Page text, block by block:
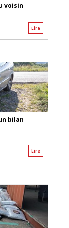
voisin
Lire
bilan
Lire